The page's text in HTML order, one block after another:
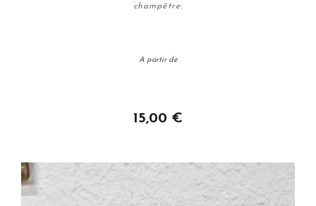
champêtre.
A partir de
15,00 €